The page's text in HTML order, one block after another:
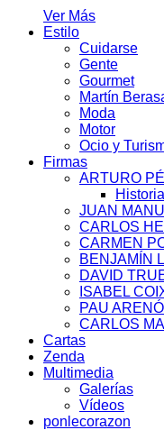
Ver Más
Estilo
Cuidarse
Gente
Gourmet
Martín
Moda
Motor
Ocio y
Firmas
ARTURO
JUAN
CARLOS
CARMEN
BENJAMÍN
DAVID
ISABEL
PAU
CARLOS
Cartas
Zenda
Multimedia
Galerías
Vídeos
ponlecorazon